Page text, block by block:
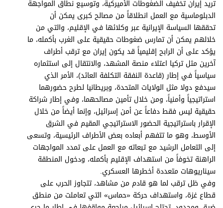
تريد إيران تخفيف الضغوطات الأميركية، وتوسيع نطاق المواجهة
الدبلوماسية مع العمل انطلاقاً من مصالح كبرى يمكن أن
تحققها السياسة الإيرانية عبر وكلائها في الإقليم، والتي من
خلالهم يمكن أن تمارس ضغوطات حقيقية على الغرب بأكمله، ما
يؤكد على أن الرابح إقليمياً قد يكون إيران مع ترقب أطراف
آخرين مثل تركيا اعتلاء منصة المشهد، والانتقال إلى استثماره
سياسياً في إطار (قاعدة النفقة التكلفة العائد)، الأمر الذي
سيدفع دولا مثل الولايات المتحدة، وبريطانيا لطرح حضورهما
استراتيجياً وأمنياً، ومن خلال تأمين مصالحهما، وفي إطار شراكة
حقيقية ليس فقط دفاعاً عن أمن إسرائيل، وإنما أيضاً من خلال
الإقرار باستراتيجية الحضور الاستراتيجي المقيم في الشرق
الأوسط، وهو ما تتفهم أبعاده بعض الأطراف الرئيسية، وتسعى
إلى التعامل الرشيد مع تبعاته مع العمل على تمدد المواجهات
الراهنة تخوفاً من استهداف الإقليم بأكمله، ودخول المنطقة
سيناريوهات متعددة أخطرها العسكري.
وفي ظل ترقب لما هو قادم من مشاهد، تتجاوز الحرب على
قطاع غزة، واستهداف حركة «حماس» التي تعاملت من منطق